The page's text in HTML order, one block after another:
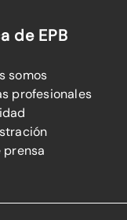
de EPB
somos
profesionales
prensa